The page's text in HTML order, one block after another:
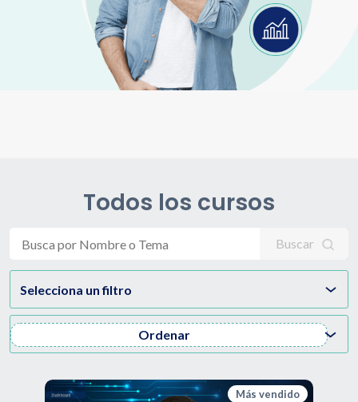
Todos los cursos
Buscar
Selecciona un filtro
Ordenar
Más vendido